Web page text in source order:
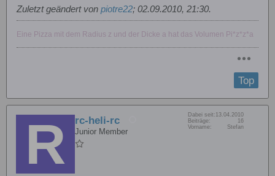
Zuletzt geändert von piotre22; 02.09.2010, 21:30.
Eine Pizza mit dem Radius z und der Dicke a hat das Volumen Pi*z*z*a
Top
rc-heli-rc
Junior Member
Dabei seit: 13.04.2010
Beiträge:
16
Vorname:
Stefan